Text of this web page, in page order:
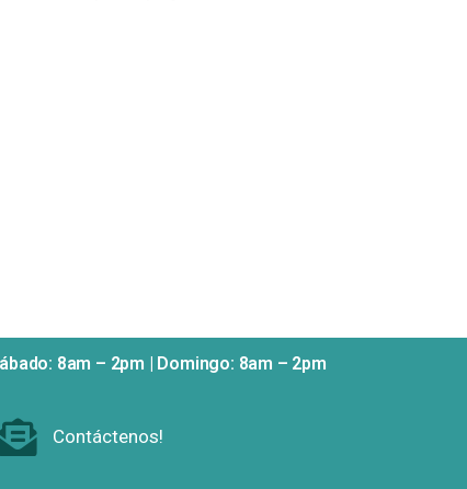
8am – 2pm | Domingo: 8am – 2pm
Contáctenos!